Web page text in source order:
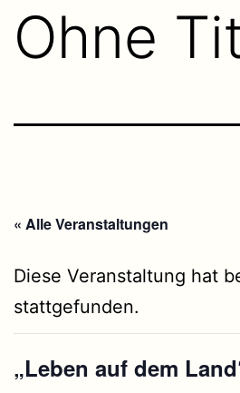
Ohne
« Alle Veranstaltungen
Diese Veranstaltung hat
stattgefunden.
„Leben auf dem